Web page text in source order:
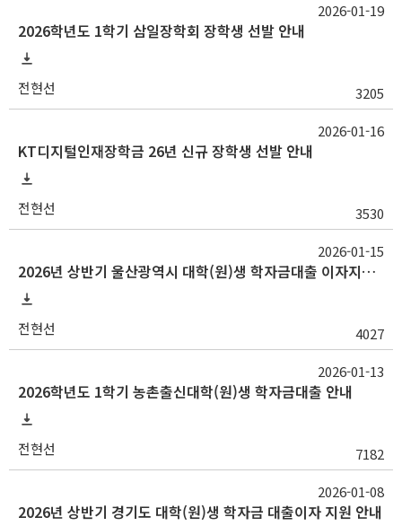
2026학년도 1학기 삼일장학회 장학생 선발 안내
전현선 3205
2026-01-19
KT디지털인재장학금 26년 신규 장학생 선발 안내
전현선 3530
2026-01-16
2026년 상반기 울산광역시 대학(원)생 학자금대출 이자지원사업 안내
전현선 4027
2026-01-15
2026학년도 1학기 농촌출신대학(원)생 학자금대출 안내
전현선 7182
2026-01-13
2026년 상반기 경기도 대학(원)생 학자금 대출이자 지원 안내
2026-01-08